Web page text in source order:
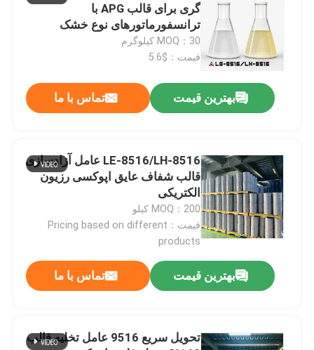
گری برای قالب APG با
ترانسفورماتورهای نوع خشک
MOQ：30 کیلوگرم
قیمت：$5.6
بهترین قیمت تماس با ما
LE-8516/LH-8516 عامل آزادسازی
قالب شفاف عایق اپوکسی رزیون
الکتریکی
MOQ：200 کیلو
قیمت：Pricing based on different
products
بهترین قیمت تماس با ما
تحویل سریع 9516 عامل تخلیه قالب